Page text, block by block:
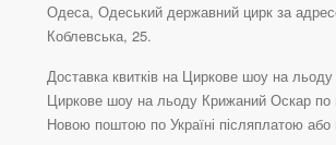
Одеса, Одеський державний цирк за
Коблевська, 25.
Доставка квитків на Циркове шоу на
Циркове шоу на льоду Крижаний Оскар
Новою поштою по Україні післяплатою